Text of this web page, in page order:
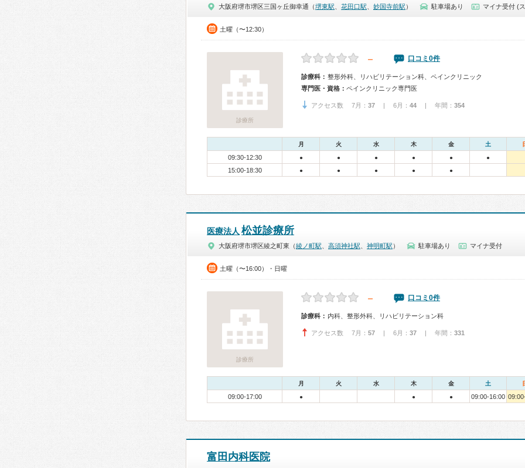
大阪府堺市堺区三国ヶ丘御幸通（堺東駅 花田口駅 妙国寺前駅 ） 駐車場あり マイナ受付 (
土曜（〜12:30）
診療所
－ 口コミ0件
診療科： 整形外科、リハビリテーション科、ペインクリニック
専門医・資格： ペインクリニック専門医
アクセス数 7月： 37 | 6月： 44 | 年間： 354
月 火 水 木 金 土
09:30-12:30 ● ● ● ● ● ●
15:00-18:30 ● ● ● ● ●
医療法人 松並診療所
大阪府堺市堺区綾之町東（綾ノ町駅 高須神社駅 神明町駅 ） 駐車場あり マイナ受付
土曜（〜16:00）・日曜
診療所
－ 口コミ0件
診療科： 内科、整形外科、リハビリテーション科
アクセス数 7月： 57 | 6月： 37 | 年間： 331
月 火 水 木 金 土
09:00-17:00 ● ● ● 09:00-16:00
富田内科医院